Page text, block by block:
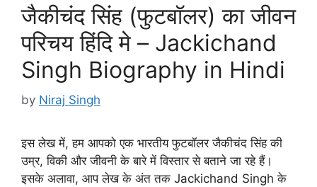
जैकीचंद सिंह (फुटबॉलर) का जीवन
परिचय हिंदि मे – Jackichand
Singh Biography in Hindi
by Niraj Singh
इस लेख में, हम आपको एक भारतीय फुटबॉलर जैकीचंद सिंह की
उम्र, विकी और जीवनी के बारे में विस्तार से बताने जा रहे हैं।
इसके अलावा, आप लेख के अंत तक Jackichand Singh के